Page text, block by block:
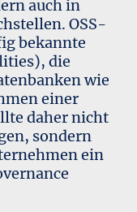
auch in
OSS-
bekannte
die
wie
einer
daher nicht
sondern
ein